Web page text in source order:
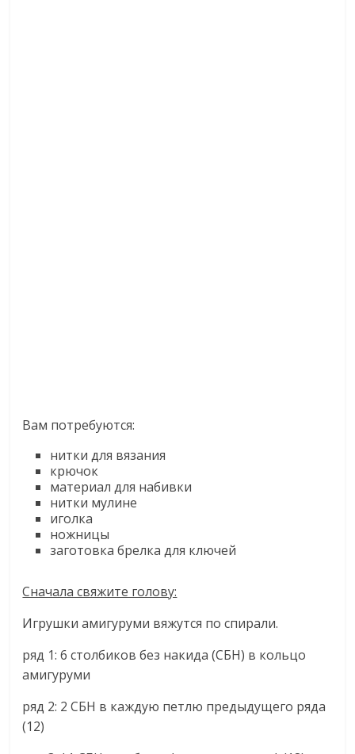
Вам потребуются:
нитки для вязания
крючок
материал для набивки
нитки мулине
иголка
ножницы
заготовка брелка для ключей
Сначала свяжите голову:
Игрушки амигуруми вяжутся по спирали.
ряд 1: 6 столбиков без накида (СБН) в кольцо
амигуруми
ряд 2: 2 СБН в каждую петлю предыдущего ряда
(12)